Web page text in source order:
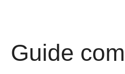
Guide